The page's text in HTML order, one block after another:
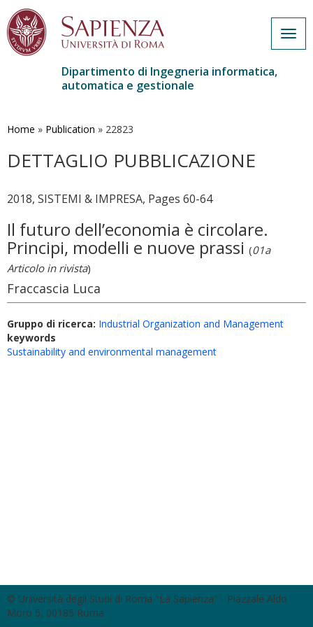
contenuto
Dipartimento di Ingegneria informatica,
automatica e gestionale
Home » Publication » 22823
DETTAGLIO PUBBLICAZIONE
2018, SISTEMI & IMPRESA, Pages 60-64
Il futuro dell’economia è circolare.
Principi, modelli e nuove prassi (01a
Articolo in rivista)
Fraccascia Luca
Gruppo di ricerca: Industrial Organization and Management
keywords
Sustainability and environmental management
© Università degli Studi di Roma "La Sapienza" - Piazzale Aldo
Moro 5, 00185 Roma